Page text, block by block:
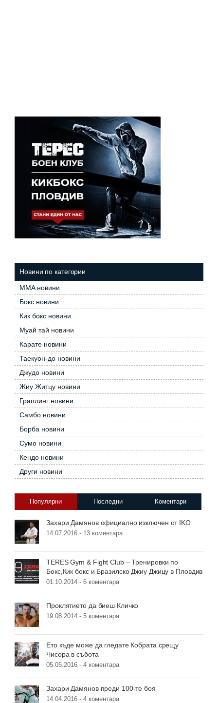
Новини по категории
MMA новини
Бокс новини
Кик бокс новини
Муай тай новини
Карате новини
Таекуон-до новини
Джудо новини
Жиу Житцу новини
Граплинг новини
Самбо новини
Борба новини
Сумо новини
Кендо новини
Други новини
Популярни Последни Коментари
Захари Дамянов официално изключен от IKO
14.07.2016 - 13 коментара
TERES Gym & Fight Club – Тренировки по
Бокс,Кик бокс и Бразилско Джиу Джицу в Пловдив
01.10.2014 - 6 коментара
Проклятието да биеш Кличко
19.08.2014 - 5 коментара
Ето къде може да гледате Кобрата срещу
Чисора в събота
05.05.2016 - 4 коментара
Захари Дамянов преди 100-те боя
14.04.2016 - 4 коментара